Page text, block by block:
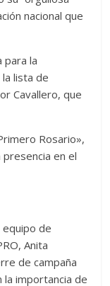
nacional que
para la
lista de
Cavallero, que
Rosario»,
presencia en el
equipo de
Anita
de campaña
la importancia de